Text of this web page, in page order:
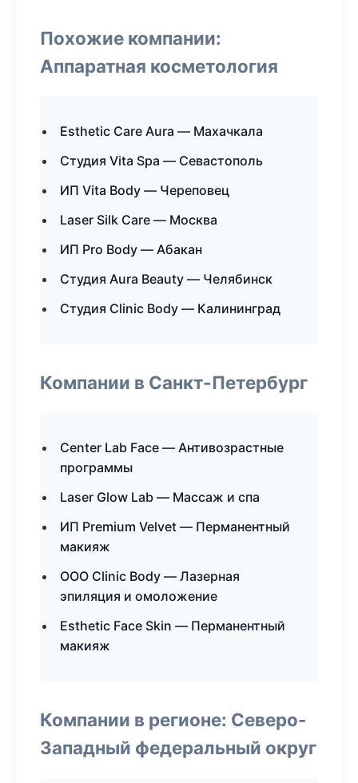
Похожие компании:
Аппаратная косметология
Esthetic Care Aura — Махачкала
Студия Vita Spa — Севастополь
ИП Vita Body — Череповец
Laser Silk Care — Москва
ИП Pro Body — Абакан
Студия Aura Beauty — Челябинск
Студия Clinic Body — Калининград
Компании в Санкт-Петербург
Center Lab Face — Антивозрастные
программы
Laser Glow Lab — Массаж и спа
ИП Premium Velvet — Перманентный
макияж
ООО Clinic Body — Лазерная
эпиляция и омоложение
Esthetic Face Skin — Перманентный
макияж
Компании в регионе: Северо-
Западный федеральный округ